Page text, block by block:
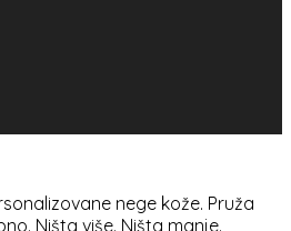
nege kože. Pruža
Ništa više. Ništa manje.